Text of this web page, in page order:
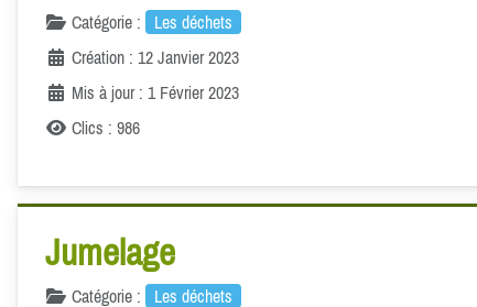
Catégorie :
Les déchets
Création : 12 Janvier 2023
Mis à jour : 1 Février 2023
Clics : 986
Jumelage
Catégorie :
Les déchets